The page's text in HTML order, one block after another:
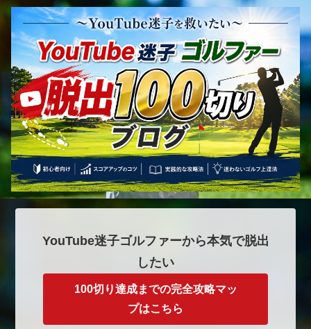
YouTube迷子ゴルファーから本気で脱出
したい
100切り達成までの完全攻略マッ
プはこちら